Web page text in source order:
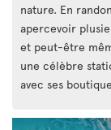
nature. En
apercevoir
et peut-être
une célèbre
avec ses